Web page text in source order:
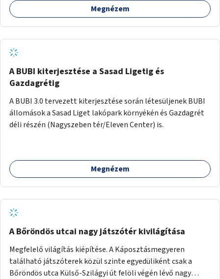
barátságosabbá és zöldebbé lehetne tenni a megállókat.
Megnézem
A BUBI kiterjesztése a Sasad Ligetig és
Gazdagrétig
A BUBI 3.0 tervezett kiterjesztése során létesüljenek BUBI
állomások a Sasad Liget lakópark környékén és Gazdagrét
déli részén (Nagyszeben tér/Eleven Center) is.
Megnézem
A Bőröndös utcai nagy játszótér kivilágítása
Megfelelő világítás kiépítése. A Káposztásmegyeren
található játszóterek közül szinte egyedüliként csak a
Bőröndös utca Külső-Szilágyi út felöli végén lévő nagy